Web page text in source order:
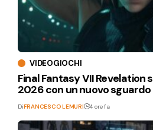
VIDEOGIOCHI
Final Fantasy VII Revelation
2026 con un nuovo sguardo
DiFRANCESCO LEMURI 4 ore fa